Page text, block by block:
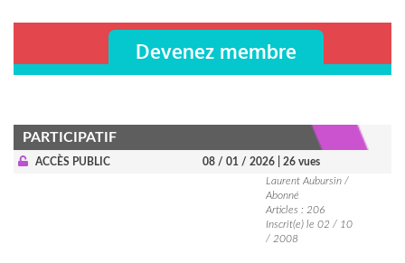
Devenez membre
PARTICIPATIF
ACCÈS PUBLIC 08 / 01 / 2026
| 26 vues
Laurent Aubursin /
Abonné
Articles : 206
Inscrit(e) le 02 / 10
/ 2008